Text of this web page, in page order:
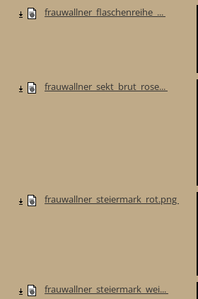
frauwallner_flaschenreihe_...
frauwallner_sekt_brut_rose...
frauwallner_steiermark_rot.png
frauwallner_steiermark_wei...